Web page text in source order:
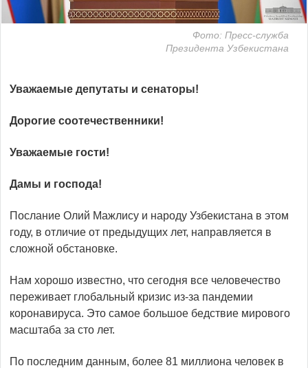
Фото: Пресс-служба
Президента Узбекистана
Уважаемые депутаты и сенаторы!
Дорогие соотечественники!
Уважаемые гости!
Дамы и господа!
Послание Олий Мажлису и народу Узбекистана в этом
году, в отличие от предыдущих лет, направляется в
сложной обстановке.
Нам хорошо известно, что сегодня все человечество
переживает глобальный кризис из-за пандемии
коронавируса. Это самое большое бедствие мирового
масштаба за сто лет.
По последним данным, более 81 миллиона человек в